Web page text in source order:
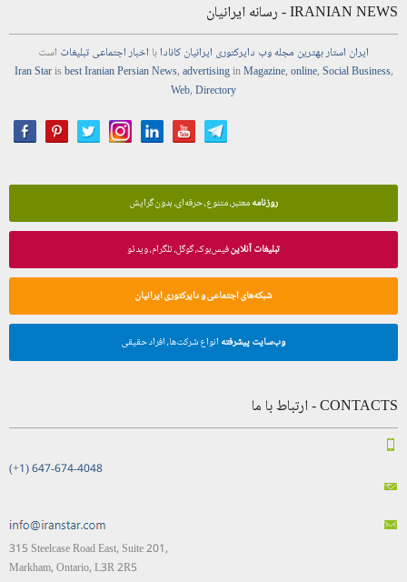
IRANIAN NEWS - رسانه ایرانیان
ایران استاربهترین مجلهوب دایرکتوری ایرانیان کانادابا اخباراجتماعیتبلیغات است
Iran Starisbest Iranian PersianNews,advertisinginMagazine,online,Social Business,
Web,Directory
روزنامهمعتبر، متنوع، حرفه‌ای، بدون گرایش
تبلیغات آنلاینفیس‌بوک، گوگل، تلگرام، ویدئو
شبکه‌های اجتماعی و دایرکتوری ایرانیان
وب‌سایت پیشرفته انواع شرکت‌ها، افراد حقیقی
CONTACTS - ارتباط با ما
(+1) 647-674-4048
315 Steelcase Road East, Suite 201,
Markham, Ontario, L3R 2R5